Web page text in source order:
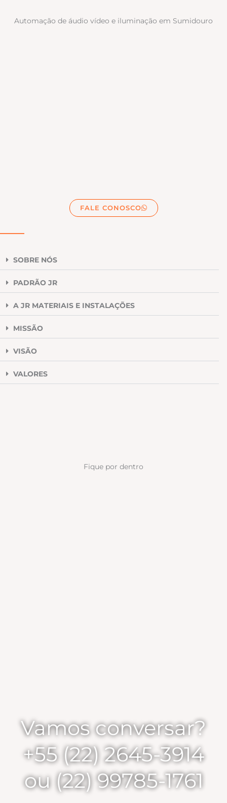
Automação de áudio vídeo e iluminação em Sumidouro
FALE CONOSCO
SOBRE NÓS
PADRÃO JR
A JR MATERIAIS E INSTALAÇÕES
MISSÃO
VISÃO
VALORES
Fique por dentro
Vamos conversar?
+55 (22) 2645-3914
ou (22) 99785-1761